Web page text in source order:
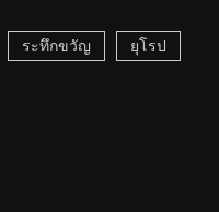
ระทึกขวัญ ยุโรป